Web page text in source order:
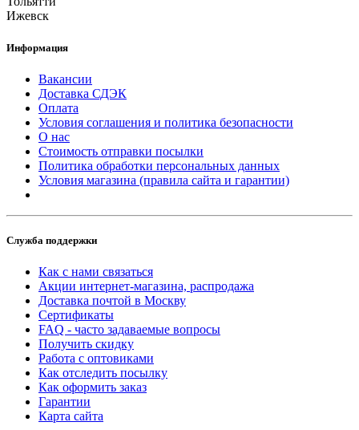
Ижевск
Информация
Вакансии
Доставка СДЭК
Оплата
Условия соглашения и политика безопасности
О нас
Стоимость отправки посылки
Политика обработки персональных данных
Условия магазина (правила сайта и гарантии)
Служба поддержки
Как с нами связаться
Акции интернет-магазина, распродажа
Доставка почтой в Москву
Сертификаты
FAQ - часто задаваемые вопросы
Получить скидку
Работа с оптовиками
Как отследить посылку
Как оформить заказ
Гарантии
Карта сайта